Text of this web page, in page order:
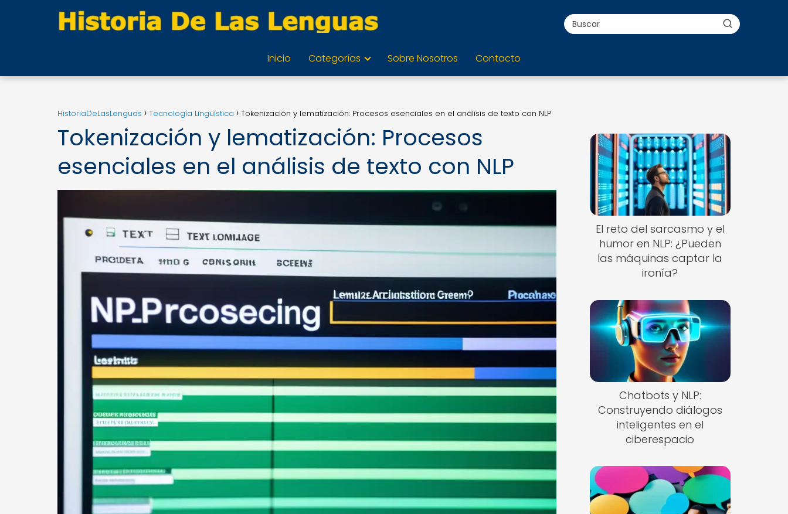
Inicio Categorías Sobre Nosotros Contacto
HistoriaDeLasLenguas Tecnología Lingüística Tokenización y lematización: Procesos esenciales en el análisis de texto con NLP
Tokenización y lematización: Procesos
esenciales en el análisis de texto con NLP
El reto del sarcasmo y el
humor en NLP: ¿Pueden
las máquinas captar la
ironía?
Chatbots y NLP:
Construyendo diálogos
inteligentes en el
ciberespacio